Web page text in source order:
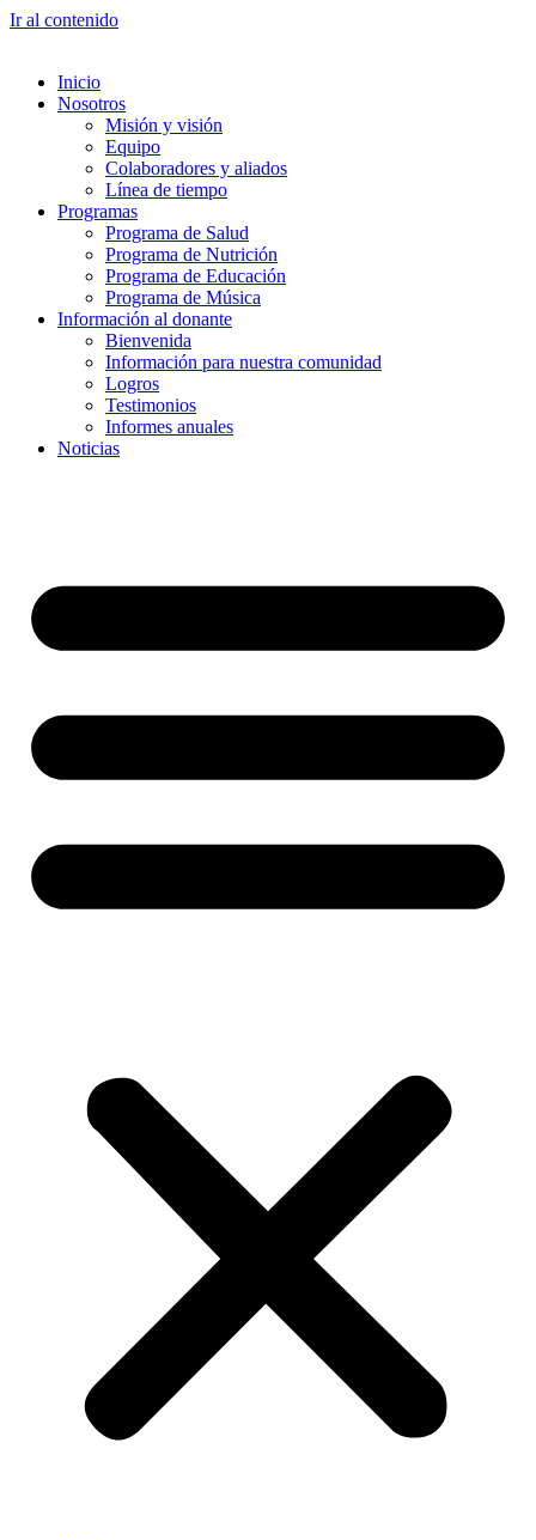
Ir al contenido
Inicio
Nosotros
Misión y visión
Equipo
Colaboradores y aliados
Línea de tiempo
Programas
Programa de Salud
Programa de Nutrición
Programa de Educación
Programa de Música
Información al donante
Bienvenida
Información para nuestra comunidad
Logros
Testimonios
Informes anuales
Noticias